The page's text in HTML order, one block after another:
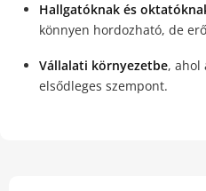
Hallgatóknak és
könnyen hordozható, de
Vállalati környezetbe, ahol
elsődleges szempont.